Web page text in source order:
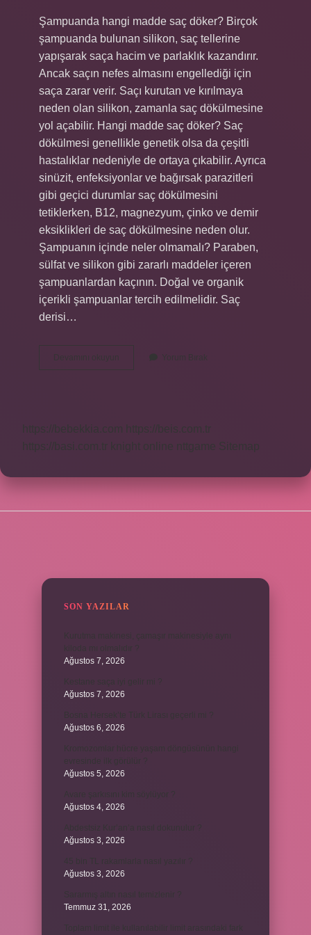
Şampuanda hangi madde saç döker? Birçok
şampuanda bulunan silikon, saç tellerine
yapışarak saça hacim ve parlaklık kazandırır.
Ancak saçın nefes almasını engellediği için
saça zarar verir. Saçı kurutan ve kırılmaya
neden olan silikon, zamanla saç dökülmesine
yol açabilir. Hangi madde saç döker? Saç
dökülmesi genellikle genetik olsa da çeşitli
hastalıklar nedeniyle de ortaya çıkabilir. Ayrıca
sinüzit, enfeksiyonlar ve bağırsak parazitleri
gibi geçici durumlar saç dökülmesini
tetiklerken, B12, magnezyum, çinko ve demir
eksiklikleri de saç dökülmesine neden olur.
Şampuanın içinde neler olmamalı? Paraben,
sülfat ve silikon gibi zararlı maddeler içeren
şampuanlardan kaçının. Doğal ve organik
içerikli şampuanlar tercih edilmelidir. Saç
derisi…
Devamını okuyun
Şampuanlarda
Saç
Yorum Bırak
https://bebekkia.com
https://beis.com.tr
https://basi.com.tr
knight online nttgame Sitemap
SON YAZILAR
Ağustos 7, 2026
Ağustos 7, 2026
Ağustos 6, 2026
Ağustos 5, 2026
Ağustos 4, 2026
Ağustos 3, 2026
Ağustos 3, 2026
Temmuz 31, 2026